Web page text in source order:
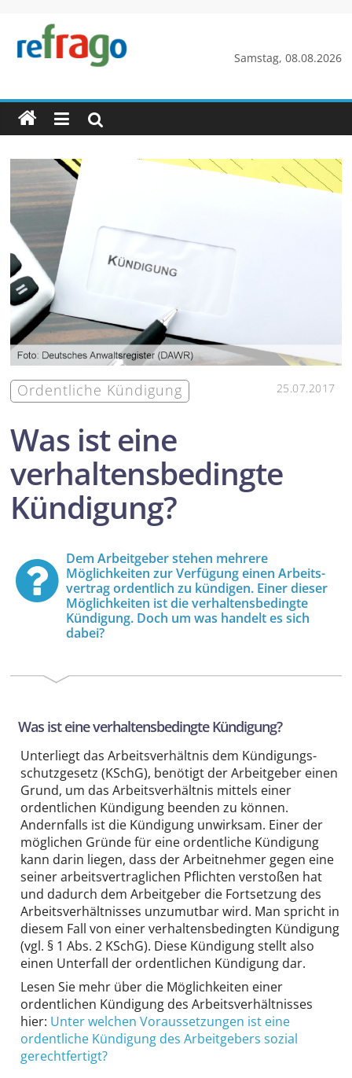
springen
Samstag, 08.08.2026
refrago
Rechtsfragen
online
verständlich
erklärt
–
kostenlos
Ordentliche Kündigung 25.07.2017
Was ist eine
verhaltensbedingte
Kündigung?
Dem Arbeitgeber stehen mehrere
Möglichkeiten zur Verfügung einen Arbeits­
vertrag ordentlich zu kündigen. Einer dieser
Möglichkeiten ist die verhaltensbedingte
Kündigung. Doch um was handelt es sich
dabei?
Was ist eine verhaltensbedingte Kündigung?
Unterliegt das Arbeits­verhältnis dem Kündigungs­
schutz­gesetz (KSchG), benötigt der Arbeitgeber einen
Grund, um das Arbeits­verhältnis mittels einer
ordentlichen Kündigung beenden zu können.
Andernfalls ist die Kündigung unwirksam. Einer der
möglichen Gründe für eine ordentliche Kündigung
kann darin liegen, dass der Arbeit­nehmer gegen eine
seiner arbeits­vertraglichen Pflichten verstoßen hat
und dadurch dem Arbeitgeber die Fortsetzung des
Arbeits­verhältnisses unzumutbar wird. Man spricht in
diesem Fall von einer verhaltensbedingten Kündigung
(vgl. § 1 Abs. 2 KSchG). Diese Kündigung stellt also
einen Unterfall der ordentlichen Kündigung dar.
Lesen Sie mehr über die Möglichkeiten einer
ordentlichen Kündigung des Arbeits­verhältnisses
hier: Unter welchen Voraus­setzungen ist eine
ordentliche Kündigung des Arbeit­gebers sozial
gerechtfertigt?